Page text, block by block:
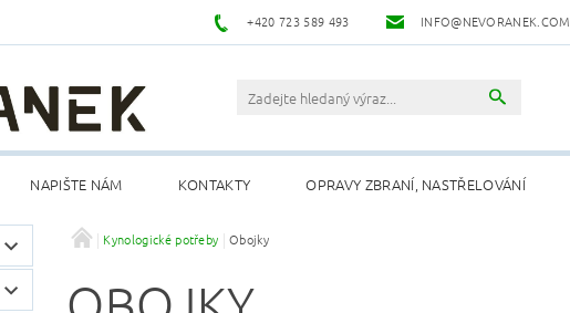
+420 723 589 493 INFO@NEVORANEK.COM
NAPIŠTE NÁM KONTAKTY OPRAVY ZBRANÍ, NASTŘELOVÁNÍ
Kynologické potřeby Obojky